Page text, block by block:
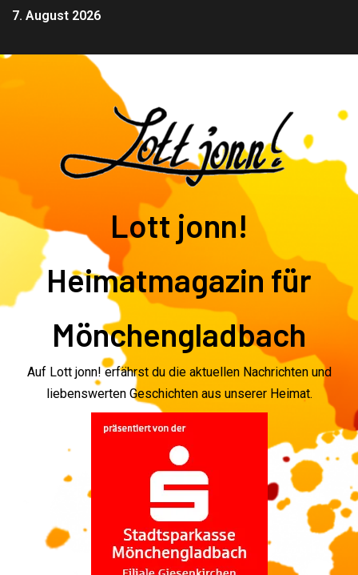
7. August 2026
Lott jonn!
Heimatmagazin für
Mönchengladbach
Auf Lott jonn! erfährst du die aktuellen Nachrichten und
liebenswerten Geschichten aus unserer Heimat.